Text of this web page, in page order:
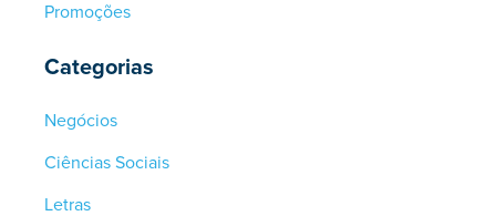
Promoções
Categorias
Negócios
Ciências Sociais
Letras